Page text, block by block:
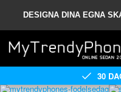
DESIGNA DINA EGNA
30